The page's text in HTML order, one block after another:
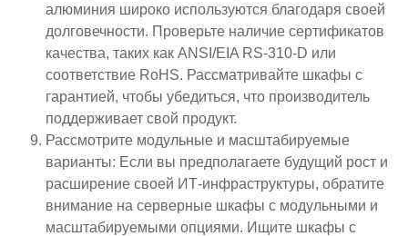
алюминия широко используются благодаря своей
долговечности. Проверьте наличие сертификатов
качества, таких как ANSI/EIA RS-310-D или
соответствие RoHS. Рассматривайте шкафы с
гарантией, чтобы убедиться, что производитель
поддерживает свой продукт.
Рассмотрите модульные и масштабируемые
варианты: Если вы предполагаете будущий рост и
расширение своей ИТ-инфраструктуры, обратите
внимание на серверные шкафы с модульными и
масштабируемыми опциями. Ищите шкафы с